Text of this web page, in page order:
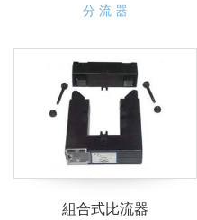
分 流 器
組合式比流器